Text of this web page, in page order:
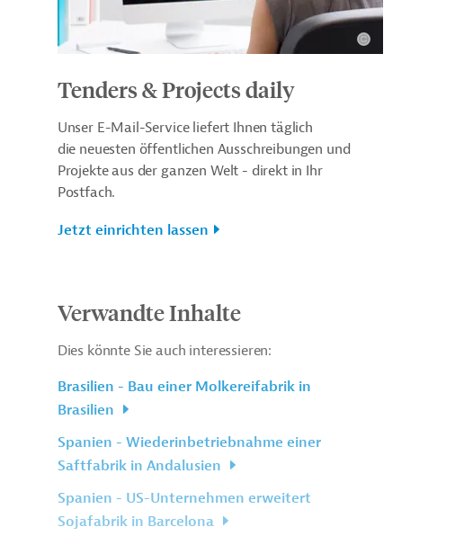
Tenders & Projects daily
Unser E-Mail-Service liefert Ihnen täglich
die neuesten öffentlichen Ausschreibungen und
Projekte aus der ganzen Welt - direkt in Ihr
Postfach.
Jetzt einrichten lassen
Verwandte Inhalte
Dies könnte Sie auch interessieren:
Brasilien - Bau einer Molkereifabrik in
Brasilien
Spanien - Wiederinbetriebnahme einer
Saftfabrik in Andalusien
Spanien - US-Unternehmen erweitert
Sojafabrik in Barcelona